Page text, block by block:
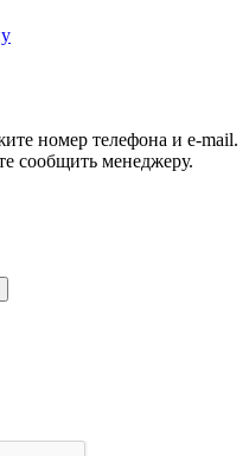
номер телефона и e-mail.
сообщить менеджеру.